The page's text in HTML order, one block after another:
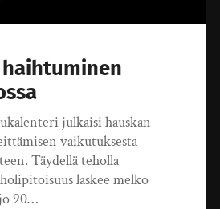
julkaisi hauskan
vaikutuksesta
Täydellä teholla
laskee melko
90…